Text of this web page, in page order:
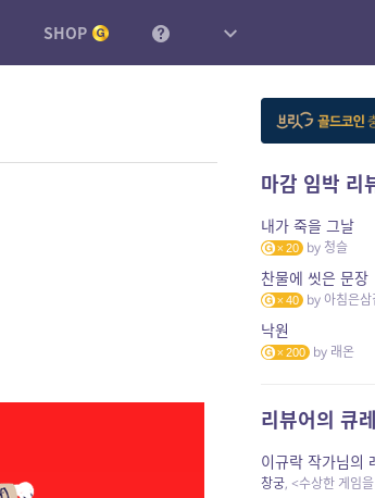
SHOP
마감 임박 리
내가 죽을 그날
20 by 청슬
찬물에 씻은 문장
40 by 아침은삼
낙원
200 by 래온
리뷰어의 큐
창궁, <수상한 게임을 플레이하